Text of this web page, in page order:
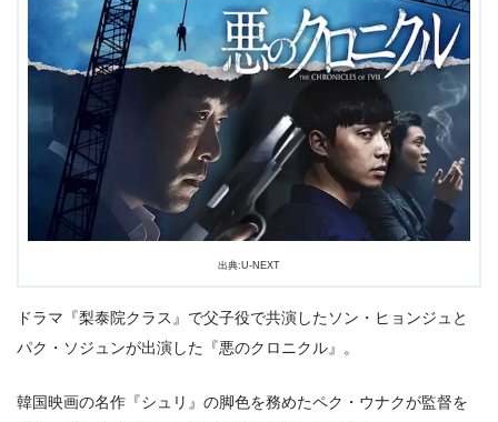
出典:U-NEXT
ドラマ『梨泰院クラス』で父子役で共演したソン・ヒョンジュと
パク・ソジュンが出演した『悪のクロニクル』。
韓国映画の名作『シュリ』の脚色を務めたペク・ウナクが監督を